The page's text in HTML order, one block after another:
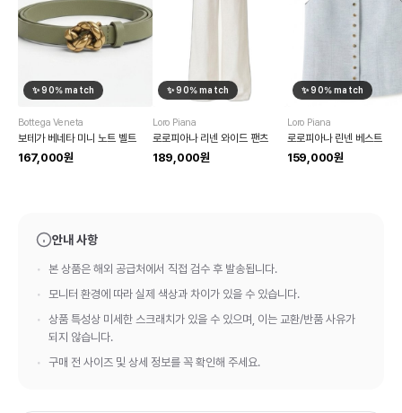
✨90% match
Bottega Veneta
보테가 베네타 미니 노트 벨트
167,000원
✨90% match
Loro Piana
로로피아나 리넨 와이드 팬츠
189,000원
✨90% match
Loro Piana
로로피아나 린넨 베스트
159,000원
안내 사항
본 상품은 해외 공급처에서 직접 검수 후 발송됩니다.
모니터 환경에 따라 실제 색상과 차이가 있을 수 있습니다.
상품 특성상 미세한 스크래치가 있을 수 있으며, 이는 교환/반품 사유가
되지 않습니다.
구매 전 사이즈 및 상세 정보를 꼭 확인해 주세요.